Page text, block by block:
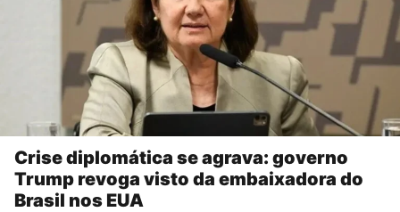
Crise diplomática se agrava: governo
Trump revoga visto da embaixadora do
Brasil nos EUA